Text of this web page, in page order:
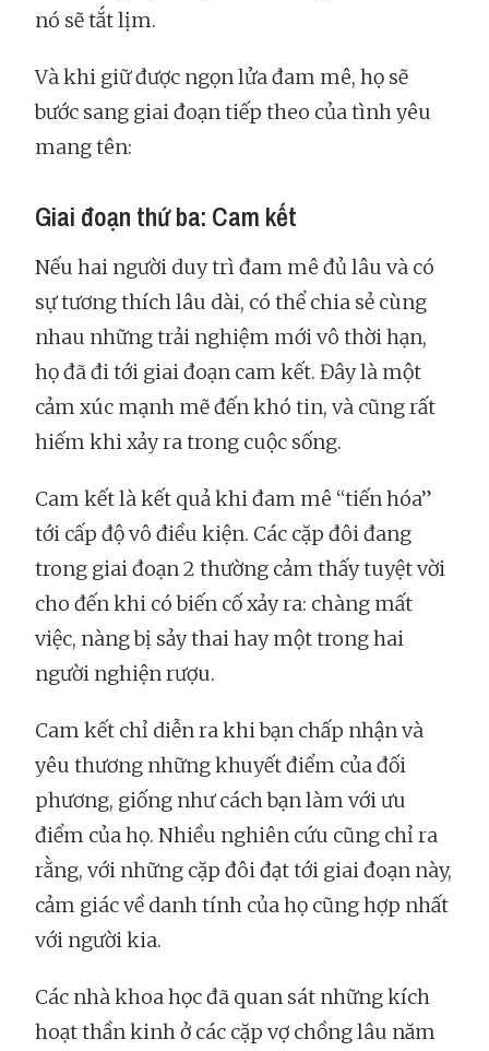
nó sẽ tắt lịm.
Và khi giữ được ngọn lửa đam mê, họ sẽ
bước sang giai đoạn tiếp theo của tình yêu
mang tên:
Giai đoạn thứ ba: Cam kết
Nếu hai người duy trì đam mê đủ lâu và có
sự tương thích lâu dài, có thể chia sẻ cùng
nhau những trải nghiệm mới vô thời hạn,
họ đã đi tới giai đoạn cam kết. Đây là một
cảm xúc mạnh mẽ đến khó tin, và cũng rất
hiếm khi xảy ra trong cuộc sống.
Cam kết là kết quả khi đam mê “tiến hóa”
tới cấp độ vô điều kiện. Các cặp đôi đang
trong giai đoạn 2 thường cảm thấy tuyệt vời
cho đến khi có biến cố xảy ra: chàng mất
việc, nàng bị sảy thai hay một trong hai
người nghiện rượu.
Cam kết chỉ diễn ra khi bạn chấp nhận và
yêu thương những khuyết điểm của đối
phương, giống như cách bạn làm với ưu
điểm của họ. Nhiều nghiên cứu cũng chỉ ra
rằng, với những cặp đôi đạt tới giai đoạn này,
cảm giác về danh tính của họ cũng hợp nhất
với người kia.
Các nhà khoa học đã quan sát những kích
hoạt thần kinh ở các cặp vợ chồng lâu năm